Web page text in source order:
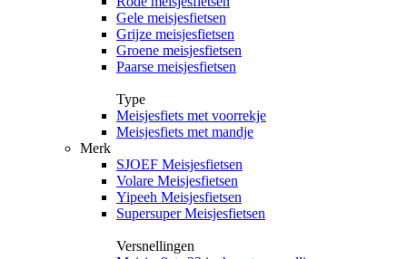
Gele meisjesfietsen
Grijze meisjesfietsen
Groene meisjesfietsen
Paarse meisjesfietsen
Type
Meisjesfiets met voorrekje
Meisjesfiets met mandje
Merk
SJOEF Meisjesfietsen
Volare Meisjesfietsen
Yipeeh Meisjesfietsen
Supersuper Meisjesfietsen
Versnellingen